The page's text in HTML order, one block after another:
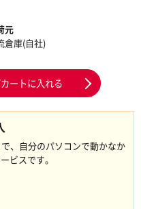
元
倉庫(自社)
ートに入れる
、自分のパソコンで動かなか
ビスです。